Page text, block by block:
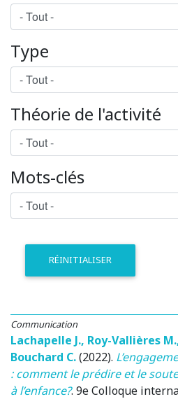
Type
Théorie de l'activité
Mots-clés
RÉINITIALISER
Communication
Lachapelle J., Roy-Vallières M.
Bouchard C.(2022).
: comment le prédire et le
à l’enfance?. 9e Colloque